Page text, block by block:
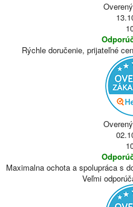
Rýchle doručenie, prijateľné
Maximalna ochota a spolupráca s
Veľmi